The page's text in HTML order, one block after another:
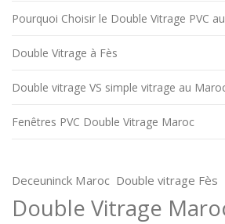
Pourquoi Choisir le Double Vitrage PVC
Double Vitrage à Fès
Double vitrage VS simple vitrage au
Fenêtres PVC Double Vitrage Maroc
Deceuninck Maroc Double vitrage Fès
Double Vitrage